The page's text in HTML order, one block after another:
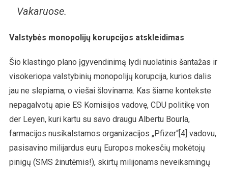
Vakaruose.
Valstybės monopolijų korupcijos atskleidimas
Šio klastingo plano įgyvendinimą lydi nuolatinis šantažas ir
visokeriopa valstybinių monopolijų korupcija, kurios dalis
jau ne slepiama, o viešai šlovinama. Kas šiame kontekste
nepagalvotų apie ES Komisijos vadovę, CDU politikę von
der Leyen, kuri kartu su savo draugu Albertu Bourla,
farmacijos nusikalstamos organizacijos „Pfizer“[4] vadovu,
pasisavino milijardus eurų Europos mokesčių mokėtojų
pinigų (SMS žinutėmis!), skirtų milijonams neveiksmingų